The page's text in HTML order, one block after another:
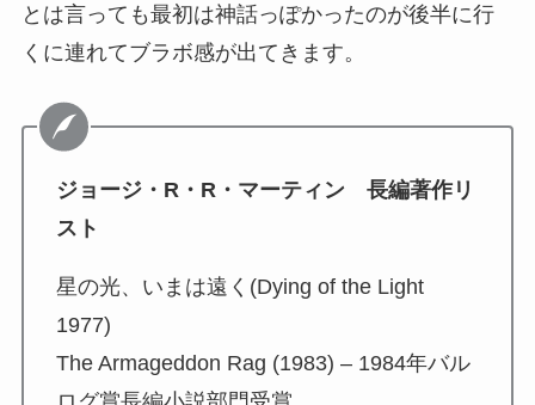
とは言っても最初は神話っぽかったのが後半に行
くに連れてブラボ感が出てきます。
ジョージ・R・R・マーティン 長編著作リ
スト
星の光、いまは遠く(Dying of the Light
1977)
The Armageddon Rag (1983) – 1984年バル